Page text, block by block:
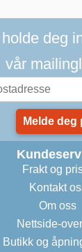
deg
vår
Melde deg
Frakt og
Kontakt
Om oss
Nettside-
Butikk og